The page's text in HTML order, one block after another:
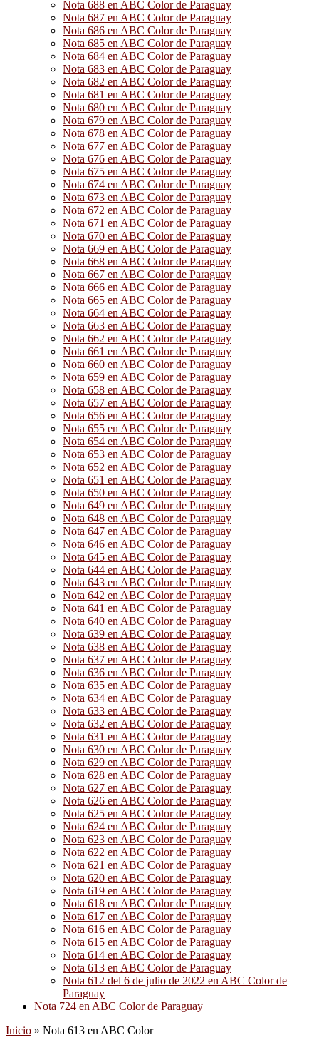
Nota 688 en ABC Color de Paraguay
Nota 687 en ABC Color de Paraguay
Nota 686 en ABC Color de Paraguay
Nota 685 en ABC Color de Paraguay
Nota 684 en ABC Color de Paraguay
Nota 683 en ABC Color de Paraguay
Nota 682 en ABC Color de Paraguay
Nota 681 en ABC Color de Paraguay
Nota 680 en ABC Color de Paraguay
Nota 679 en ABC Color de Paraguay
Nota 678 en ABC Color de Paraguay
Nota 677 en ABC Color de Paraguay
Nota 676 en ABC Color de Paraguay
Nota 675 en ABC Color de Paraguay
Nota 674 en ABC Color de Paraguay
Nota 673 en ABC Color de Paraguay
Nota 672 en ABC Color de Paraguay
Nota 671 en ABC Color de Paraguay
Nota 670 en ABC Color de Paraguay
Nota 669 en ABC Color de Paraguay
Nota 668 en ABC Color de Paraguay
Nota 667 en ABC Color de Paraguay
Nota 666 en ABC Color de Paraguay
Nota 665 en ABC Color de Paraguay
Nota 664 en ABC Color de Paraguay
Nota 663 en ABC Color de Paraguay
Nota 662 en ABC Color de Paraguay
Nota 661 en ABC Color de Paraguay
Nota 660 en ABC Color de Paraguay
Nota 659 en ABC Color de Paraguay
Nota 658 en ABC Color de Paraguay
Nota 657 en ABC Color de Paraguay
Nota 656 en ABC Color de Paraguay
Nota 655 en ABC Color de Paraguay
Nota 654 en ABC Color de Paraguay
Nota 653 en ABC Color de Paraguay
Nota 652 en ABC Color de Paraguay
Nota 651 en ABC Color de Paraguay
Nota 650 en ABC Color de Paraguay
Nota 649 en ABC Color de Paraguay
Nota 648 en ABC Color de Paraguay
Nota 647 en ABC Color de Paraguay
Nota 646 en ABC Color de Paraguay
Nota 645 en ABC Color de Paraguay
Nota 644 en ABC Color de Paraguay
Nota 643 en ABC Color de Paraguay
Nota 642 en ABC Color de Paraguay
Nota 641 en ABC Color de Paraguay
Nota 640 en ABC Color de Paraguay
Nota 639 en ABC Color de Paraguay
Nota 638 en ABC Color de Paraguay
Nota 637 en ABC Color de Paraguay
Nota 636 en ABC Color de Paraguay
Nota 635 en ABC Color de Paraguay
Nota 634 en ABC Color de Paraguay
Nota 633 en ABC Color de Paraguay
Nota 632 en ABC Color de Paraguay
Nota 631 en ABC Color de Paraguay
Nota 630 en ABC Color de Paraguay
Nota 629 en ABC Color de Paraguay
Nota 628 en ABC Color de Paraguay
Nota 627 en ABC Color de Paraguay
Nota 626 en ABC Color de Paraguay
Nota 625 en ABC Color de Paraguay
Nota 624 en ABC Color de Paraguay
Nota 623 en ABC Color de Paraguay
Nota 622 en ABC Color de Paraguay
Nota 621 en ABC Color de Paraguay
Nota 620 en ABC Color de Paraguay
Nota 619 en ABC Color de Paraguay
Nota 618 en ABC Color de Paraguay
Nota 617 en ABC Color de Paraguay
Nota 616 en ABC Color de Paraguay
Nota 615 en ABC Color de Paraguay
Nota 614 en ABC Color de Paraguay
Nota 613 en ABC Color de Paraguay
Nota 612 del 6 de julio de 2022 en ABC Color de
Paraguay
Nota 724 en ABC Color de Paraguay
Inicio » Nota 613 en ABC Color